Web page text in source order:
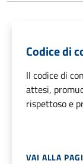
Codice di
Il codice di
attesi,
rispettoso e
VAI ALLA